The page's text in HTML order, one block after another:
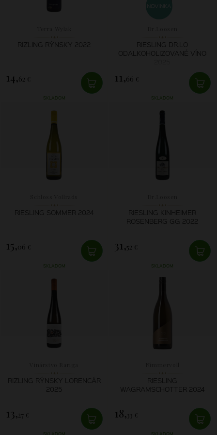
RIZLING RÝNSKY 2022
14,62 €
SKLADOM
RIESLING DR.LO
ODALKOHOLIZOVANÉ VÍNO
11,66 €
SKLADOM
RIESLING SOMMER 2024
15,06 €
SKLADOM
RIESLING KINHEIMER
ROSENBERG GG 2022
31,52 €
SKLADOM
RIZLING RÝNSKY LORENCÁR
2025
13,27 €
SKLADOM
RIESLING
WAGRAMSCHOTTER 2024
18, 33 €
SKLADOM